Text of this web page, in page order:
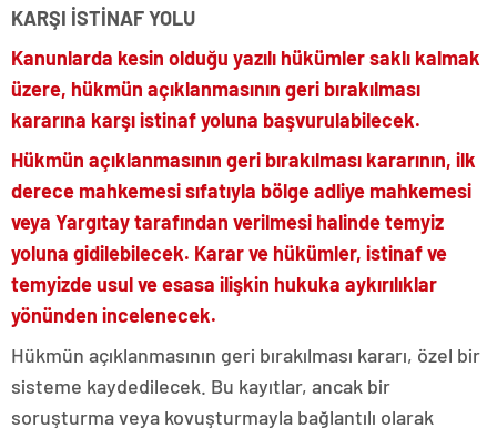
KARŞI İSTİNAF YOLU
Kanunlarda kesin olduğu yazılı hükümler saklı kalmak
üzere, hükmün açıklanmasının geri bırakılması
kararına karşı istinaf yoluna başvurulabilecek.
Hükmün açıklanmasının geri bırakılması kararının, ilk
derece mahkemesi sıfatıyla bölge adliye mahkemesi
veya Yargıtay tarafından verilmesi halinde temyiz
yoluna gidilebilecek. Karar ve hükümler, istinaf ve
temyizde usul ve esasa ilişkin hukuka aykırılıklar
yönünden incelenecek.
Hükmün açıklanmasının geri bırakılması kararı, özel bir
sisteme kaydedilecek. Bu kayıtlar, ancak bir
soruşturma veya kovuşturmayla bağlantılı olarak